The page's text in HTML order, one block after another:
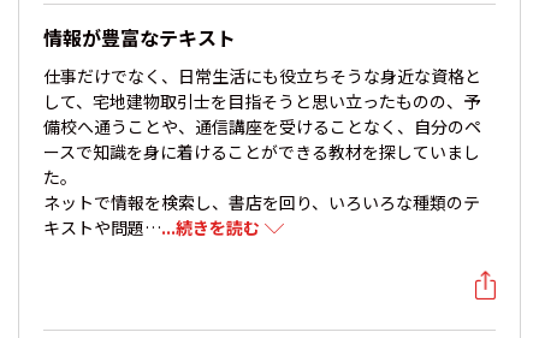
情報が豊富なテキスト
仕事だけでなく、日常生活にも役立ちそうな身近な資格と
して、宅地建物取引士を目指そうと思い立ったものの、予
備校へ通うことや、通信講座を受けることなく、自分のペ
ースで知識を身に着けることができる教材を探していまし
た。
ネットで情報を検索し、書店を回り、いろいろな種類のテ
キストや問題…...続きを読む